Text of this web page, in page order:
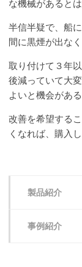
な機械があると
半信半疑で、船
間に黒煙が出な
取り付けて３年
後減っていて大
よいと機会があ
改善を希望する
くなれば、購入
製品紹介
事例紹介